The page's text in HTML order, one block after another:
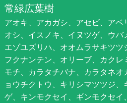
常緑広葉樹
アオキ、アカガシ、アセビ、ア
オシ、イスノキ、イヌツゲ、ウバ
エゾユズリハ、オオムラサキツ
フクナンテン、オリーブ、カクレ
モチ、カラタチバナ、カラタネ
ョウチクトウ、キリシマツツジ
ゲ、キンモクセイ、ギンモクセイ